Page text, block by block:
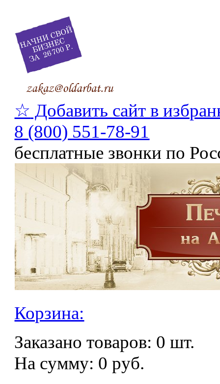
☆ Добавить сайт в
8 (800) 551-78-91
бесплатные звонки по
Корзина:
Заказано товаров: 0 шт.
На сумму: 0 руб.